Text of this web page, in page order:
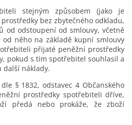
stejným způsobem (jako je
bez zbytečného odkladu,
od odstoupení od smlouvy, včetně
něho na základě kupní smlouvy
přijaté peněžní prostředky
pokud s tím spotřebitel souhlasil a
další náklady.
§ 1832, odstavec 4 Občanského
prostředky spotřebiteli dříve,
předá nebo prokáže, že zboží